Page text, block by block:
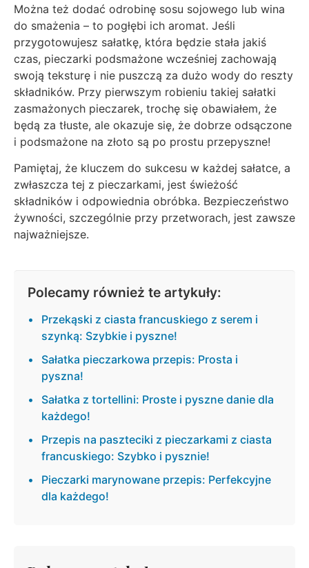
Można też dodać odrobinę sosu sojowego lub wina
do smażenia – to pogłębi ich aromat. Jeśli
przygotowujesz sałatkę, która będzie stała jakiś
czas, pieczarki podsmażone wcześniej zachowają
swoją teksturę i nie puszczą za dużo wody do reszty
składników. Przy pierwszym robieniu takiej sałatki
zasmażonych pieczarek, trochę się obawiałem, że
będą za tłuste, ale okazuje się, że dobrze odsączone
i podsmażone na złoto są po prostu przepyszne!
Pamiętaj, że kluczem do sukcesu w każdej sałatce, a
zwłaszcza tej z pieczarkami, jest świeżość
składników i odpowiednia obróbka. Bezpieczeństwo
żywności, szczególnie przy przetworach, jest zawsze
najważniejsze.
Polecamy również te artykuły:
Przekąski z ciasta francuskiego z serem i
szynką: Szybkie i pyszne!
Sałatka pieczarkowa przepis: Prosta i
pyszna!
Sałatka z tortellini: Proste i pyszne danie dla
każdego!
Przepis na paszteciki z pieczarkami z ciasta
francuskiego: Szybko i pysznie!
Pieczarki marynowane przepis: Perfekcyjne
dla każdego!